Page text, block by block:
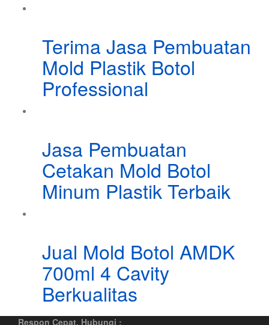
Terima Jasa Pembuatan
Mold Plastik Botol
Professional
Jasa Pembuatan
Cetakan Mold Botol
Minum Plastik Terbaik
Jual Mold Botol AMDK
700ml 4 Cavity
Berkualitas
Respon Cepat, Hubungi :